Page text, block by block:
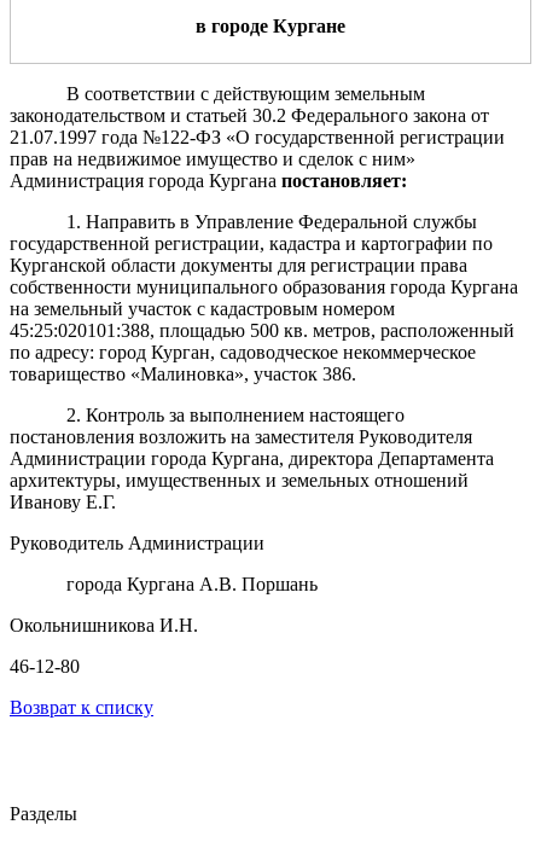
в городе Кургане
В соответствии с действующим земельным
законодательством и статьей 30.2 Федерального закона от
21.07.1997 года №122-ФЗ «О государственной регистрации
прав на недвижимое имущество и сделок с ним»
Администрация города Кургана постановляет:
1. Направить в Управление Федеральной службы
государственной регистрации, кадастра и картографии по
Курганской области документы для регистрации права
собственности муниципального образования города Кургана
на земельный участок с кадастровым номером
45:25:020101:388, площадью 500 кв. метров, расположенный
по адресу: город Курган, садоводческое некоммерческое
товарищество «Малиновка», участок 386.
2. Контроль за выполнением настоящего
постановления возложить на заместителя Руководителя
Администрации города Кургана, директора Департамента
архитектуры, имущественных и земельных отношений
Иванову Е.Г.
Руководитель Администрации
города Кургана А.В. Поршань
Окольнишникова И.Н.
46-12-80
Возврат к списку
Разделы